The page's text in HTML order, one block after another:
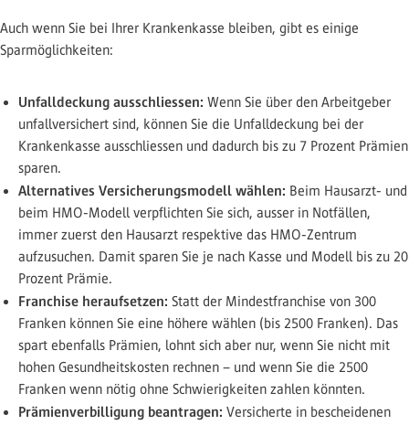
Auch wenn Sie bei Ihrer Krankenkasse bleiben, gibt es einige
Sparmöglichkeiten:
Unfalldeckung ausschliessen: Wenn Sie über den Arbeitgeber
unfallversichert sind, können Sie die Unfalldeckung bei der
Krankenkasse ausschliessen und dadurch bis zu 7 Prozent Prämien
sparen.
Alternatives Versicherungsmodell wählen: Beim Hausarzt- und
beim HMO-Modell verpflichten Sie sich, ausser in Notfällen,
immer zuerst den Hausarzt respektive das HMO-Zentrum
aufzusuchen. Damit sparen Sie je nach Kasse und Modell bis zu 20
Prozent Prämie.
Franchise heraufsetzen: Statt der Mindestfranchise von 300
Franken können Sie eine höhere wählen (bis 2500 Franken). Das
spart ebenfalls Prämien, lohnt sich aber nur, wenn Sie nicht mit
hohen Gesundheitskosten rechnen – und wenn Sie die 2500
Franken wenn nötig ohne Schwierigkeiten zahlen könnten.
Prämienverbilligung beantragen: Versicherte in bescheidenen